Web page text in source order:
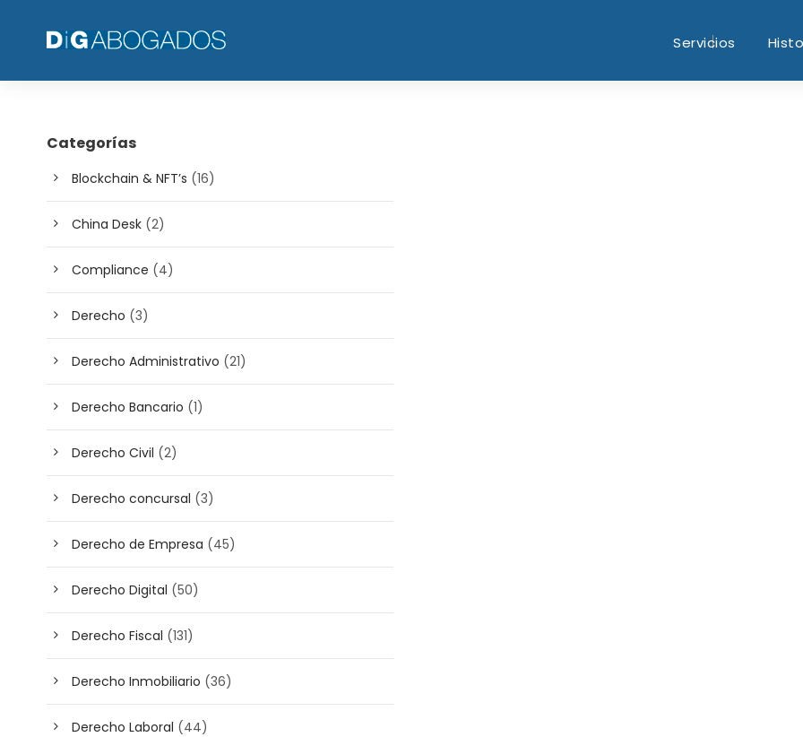
Servicios
Categorías
Blockchain & NFT’s (16)
China Desk (2)
Compliance (4)
Derecho (3)
Derecho Administrativo (21)
Derecho Bancario (1)
Derecho Civil (2)
Derecho concursal (3)
Derecho de Empresa (45)
Derecho Digital (50)
Derecho Fiscal (131)
Derecho Inmobiliario (36)
Derecho Laboral (44)